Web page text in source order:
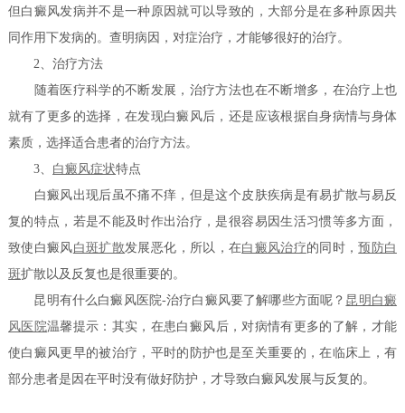
但白癜风发病并不是一种原因就可以导致的，大部分是在多种原因共
同作用下发病的。查明病因，对症治疗，才能够很好的治疗。
2、治疗方法
随着医疗科学的不断发展，治疗方法也在不断增多，在治疗上也
就有了更多的选择，在发现白癜风后，还是应该根据自身病情与身体
素质，选择适合患者的治疗方法。
3、 白癜风症状特点
白癜风出现后虽不痛不痒，但是这个皮肤疾病是有易扩散与易反
复的特点，若是不能及时作出治疗，是很容易因生活习惯等多方面，
致使白癜风白斑扩散发展恶化，所以，在白癜风治疗的同时，预防白
斑扩散以及反复也是很重要的。
昆明有什么白癜风医院-治疗白癜风要了解哪些方面呢？ 昆明白癜
风医院温馨提示：其实，在患白癜风后，对病情有更多的了解，才能
使白癜风更早的被治疗，平时的防护也是至关重要的，在临床上，有
部分患者是因在平时没有做好防护，才导致白癜风发展与反复的。